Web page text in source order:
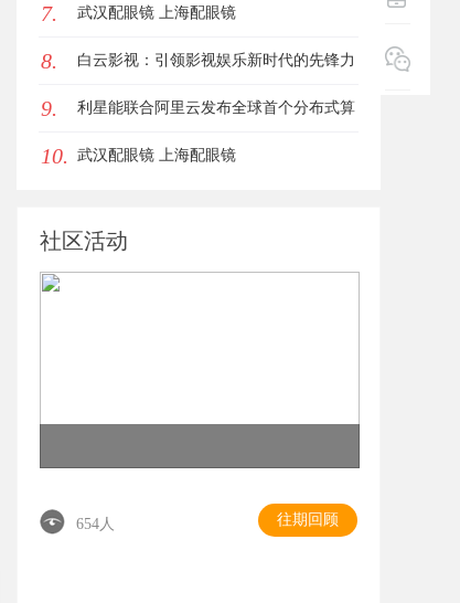
探索
7. 武汉配眼镜 上海配眼镜
8. 白云影视：引领影视娱乐新时代的先锋力
量
9. 利星能联合阿里云发布全球首个分布式算
电协同解决方案
10. 武汉配眼镜 上海配眼镜
社区活动
654人 往期回顾